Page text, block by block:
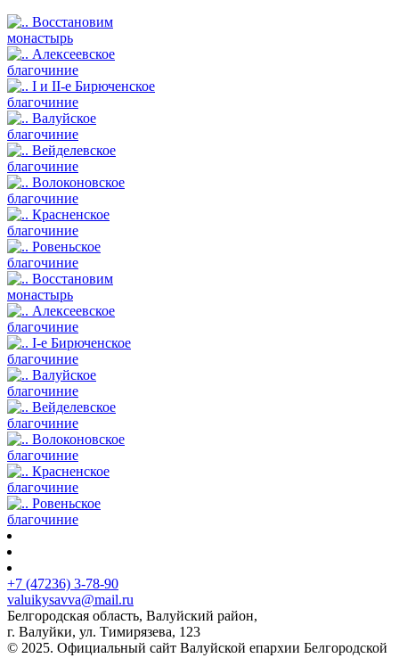
Восстановим
монастырь
Алексеевское
благочиние
I и II-е Бирюченское
благочиние
Валуйское
благочиние
Вейделевское
благочиние
Волоконовское
благочиние
Красненское
благочиние
Ровеньское
благочиние
Восстановим
монастырь
Алексеевское
благочиние
I-е Бирюченское
благочиние
Валуйское
благочиние
Вейделевское
благочиние
Волоконовское
благочиние
Красненское
благочиние
Ровеньское
благочиние
+7 (47236) 3-78-90
valuikysavva@mail.ru
Белгородская область, Валуйский район,
г. Валуйки, ул. Тимирязева, 123
© 2025. Официальный сайт Валуйской епархии Белгородской